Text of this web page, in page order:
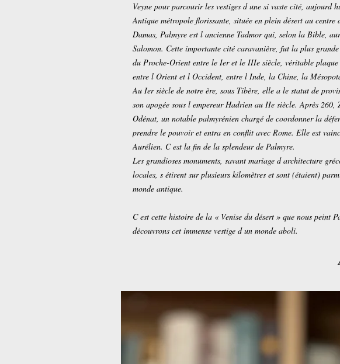
Veyne pour parcourir les vestiges d une si vaste cité, aujourd
Antique métropole florissante, située en plein désert au centre
Damas, Palmyre est l ancienne Tadmor qui, selon la Bible,
Salomon. Cette importante cité caravanière, fut la plus
du Proche-Orient entre le Ier et le IIIe siècle, véritable plaque
entre l Orient et l Occident, entre l Inde, la Chine, la
Au Ier siècle de notre ère, sous Tibère, elle a le statut de
son apogée sous l empereur Hadrien au IIe siècle. Après 260,
Odénat, un notable palmyrénien chargé de coordonner la
prendre le pouvoir et entra en conflit avec Rome. Elle est
Aurélien. C est la fin de la splendeur de Palmyre.
Les grandioses monuments, savant mariage d architecture
locales, s étirent sur plusieurs kilomètres et sont (étaient)
monde antique.
C est cette histoire de la « Venise du désert » que nous peint
découvrons cet immense vestige d un monde aboli.